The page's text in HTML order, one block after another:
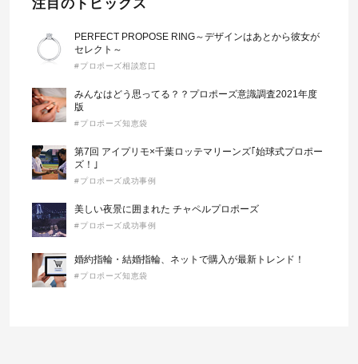
注目のトピックス
PERFECT PROPOSE RING～デザインはあとから彼女が
セレクト～
#プロポーズ相談窓口
みんなはどう思ってる？？プロポーズ意識調査2021年度
版
#プロポーズ知恵袋
第7回 アイプリモ×千葉ロッテマリーンズ｢始球式プロポー
ズ！｣
#プロポーズ成功事例
美しい夜景に囲まれた チャペルプロポーズ
#プロポーズ成功事例
婚約指輪・結婚指輪、ネットで購入が最新トレンド！
#プロポーズ知恵袋